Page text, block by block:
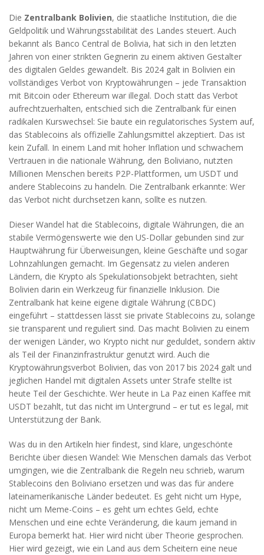
Die Zentralbank Bolivien, die staatliche Institution, die die
Geldpolitik und Währungsstabilität des Landes steuert. Auch
bekannt als Banco Central de Bolivia, hat sich in den letzten
Jahren von einer strikten Gegnerin zu einem aktiven Gestalter
des digitalen Geldes gewandelt. Bis 2024 galt in Bolivien ein
vollständiges Verbot von Kryptowährungen – jede Transaktion
mit Bitcoin oder Ethereum war illegal. Doch statt das Verbot
aufrechtzuerhalten, entschied sich die Zentralbank für einen
radikalen Kurswechsel: Sie baute ein regulatorisches System auf,
das Stablecoins als offizielle Zahlungsmittel akzeptiert. Das ist
kein Zufall. In einem Land mit hoher Inflation und schwachem
Vertrauen in die nationale Währung, den Boliviano, nutzten
Millionen Menschen bereits P2P-Plattformen, um USDT und
andere Stablecoins zu handeln. Die Zentralbank erkannte: Wer
das Verbot nicht durchsetzen kann, sollte es nutzen.
Dieser Wandel hat die Stablecoins, digitale Währungen, die an
stabile Vermögenswerte wie den US-Dollar gebunden sind zur
Hauptwährung für Überweisungen, kleine Geschäfte und sogar
Lohnzahlungen gemacht. Im Gegensatz zu vielen anderen
Ländern, die Krypto als Spekulationsobjekt betrachten, sieht
Bolivien darin ein Werkzeug für finanzielle Inklusion. Die
Zentralbank hat keine eigene digitale Währung (CBDC)
eingeführt – stattdessen lässt sie private Stablecoins zu, solange
sie transparent und reguliert sind. Das macht Bolivien zu einem
der wenigen Länder, wo Krypto nicht nur geduldet, sondern aktiv
als Teil der Finanzinfrastruktur genutzt wird. Auch die
Kryptowährungsverbot Bolivien, das von 2017 bis 2024 galt und
jeglichen Handel mit digitalen Assets unter Strafe stellte ist
heute Teil der Geschichte. Wer heute in La Paz einen Kaffee mit
USDT bezahlt, tut das nicht im Untergrund – er tut es legal, mit
Unterstützung der Bank.
Was du in den Artikeln hier findest, sind klare, ungeschönte
Berichte über diesen Wandel: Wie Menschen damals das Verbot
umgingen, wie die Zentralbank die Regeln neu schrieb, warum
Stablecoins den Boliviano ersetzen und was das für andere
lateinamerikanische Länder bedeutet. Es geht nicht um Hype,
nicht um Meme-Coins – es geht um echtes Geld, echte
Menschen und eine echte Veränderung, die kaum jemand in
Europa bemerkt hat. Hier wird nicht über Theorie gesprochen.
Hier wird gezeigt, wie ein Land aus dem Scheitern eine neue